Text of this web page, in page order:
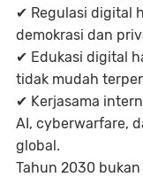
✔ Regulasi digital
demokrasi dan
✔ Edukasi digital
tidak mudah
✔ Kerjasama
AI, cyberwarfare,
global.
Tahun 2030